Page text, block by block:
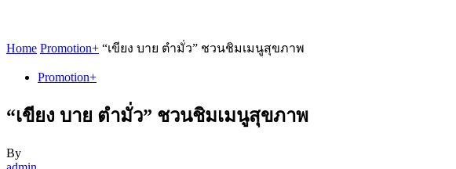
Home Promotion+ “เขียง บาย ตำมั่ว” ชวนชิมเมนูสุขภาพ
Promotion+
“เขียง บาย ตำมั่ว” ชวนชิมเมนูสุขภาพ
By